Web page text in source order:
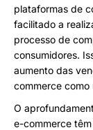
plataformas de
facilitado a
processo de
consumidores.
aumento das
commerce como
O
e-commerce